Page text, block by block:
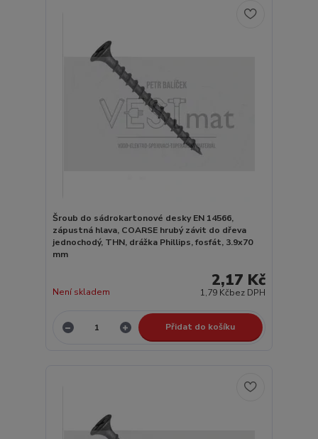
Šroub do sádrokartonové desky EN 14566,
zápustná hlava, COARSE hrubý závit do dřeva
jednochodý, THN, drážka Phillips, fosfát, 3.9x70
mm
2,17 Kč
1,79 Kčbez DPH
Není skladem
Přidat do košíku